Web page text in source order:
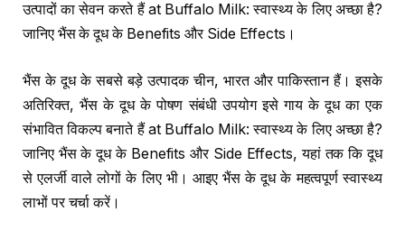
उत्पादों का सेवन करते हैं at Buffalo Milk: स्वास्थ्य के लिए अच्छा है?
जानिए भैंस के दूध के Benefits और Side Effects।
भैंस के दूध के सबसे बड़े उत्पादक चीन, भारत और पाकिस्तान हैं। इसके
अतिरिक्त, भैंस के दूध के पोषण संबंधी उपयोग इसे गाय के दूध का एक
संभावित विकल्प बनाते हैं at Buffalo Milk: स्वास्थ्य के लिए अच्छा है?
जानिए भैंस के दूध के Benefits और Side Effects, यहां तक कि दूध
से एलर्जी वाले लोगों के लिए भी। आइए भैंस के दूध के महत्वपूर्ण स्वास्थ्य
लाभों पर चर्चा करें।